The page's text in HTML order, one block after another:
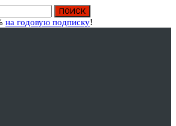
на годовую подписку!